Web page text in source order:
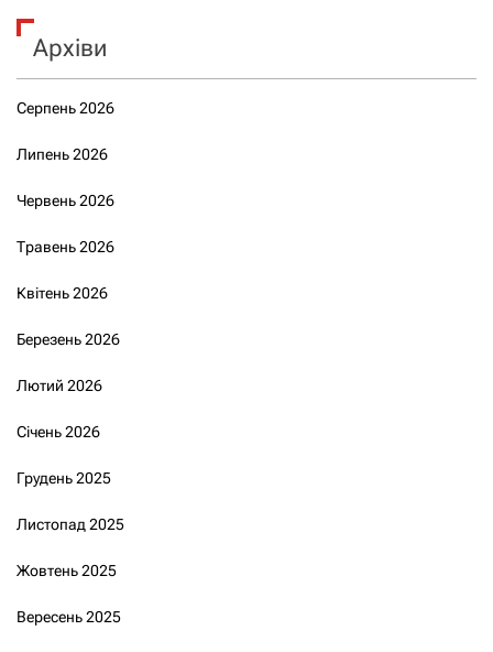
Архіви
Серпень 2026
Липень 2026
Червень 2026
Травень 2026
Квітень 2026
Березень 2026
Лютий 2026
Січень 2026
Грудень 2025
Листопад 2025
Жовтень 2025
Вересень 2025